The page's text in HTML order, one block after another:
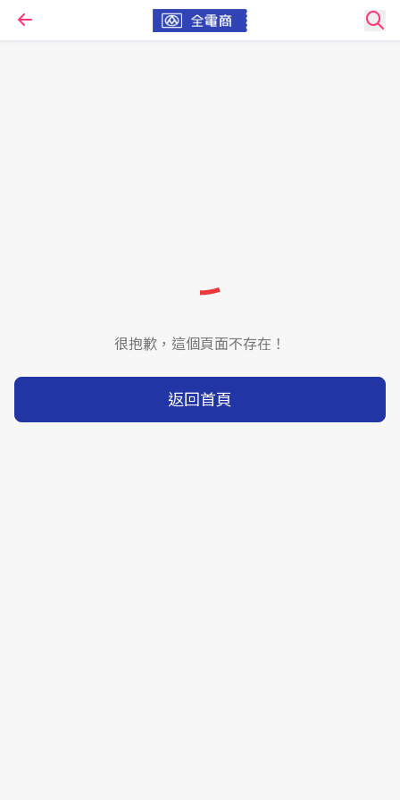
很抱歉，這個頁面不存在！
返回首頁